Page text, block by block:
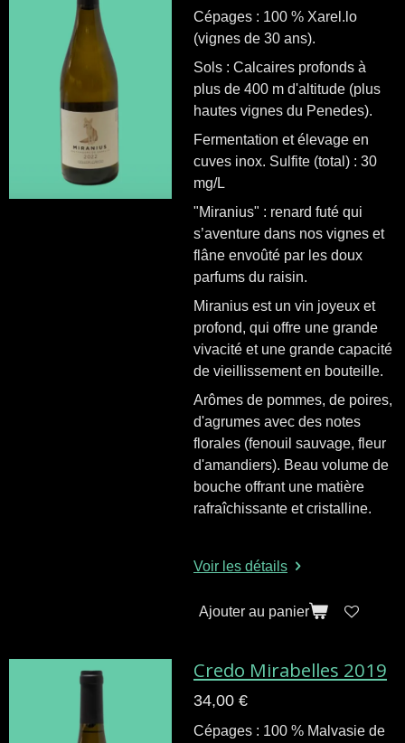
Cépages : 100 % Xarel.lo
(vignes de 30 ans).
Sols : Calcaires profonds à
plus de 400 m d'altitude (plus
hautes vignes du Penedes).
Fermentation et élevage en
cuves inox. Sulfite (total) : 30
mg/L
"Miranius" : renard futé qui
s’aventure dans nos vignes et
flâne envoûté par les doux
parfums du raisin.
Miranius est un vin joyeux et
profond, qui offre une grande
vivacité et une grande capacité
de vieillissement en bouteille.
Arômes de pommes, de poires,
d'agrumes avec des notes
florales (fenouil sauvage, fleur
d'amandiers). Beau volume de
bouche offrant une matière
rafraîchissante et cristalline.
Voir les détails
Ajouter au panier
Credo Mirabelles 2019
34,00 €
Cépages : 100 % Malvasie de